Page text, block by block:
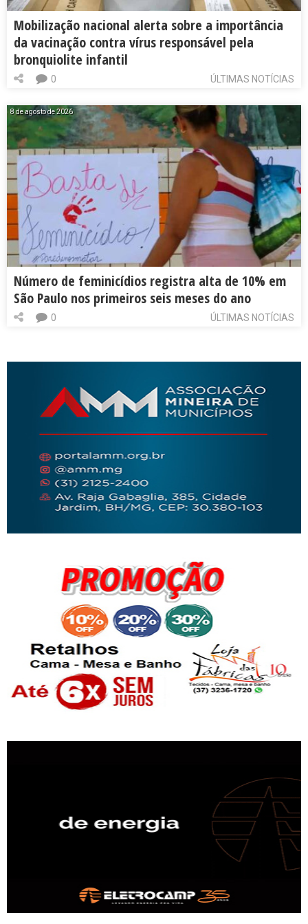
Mobilização nacional alerta sobre a importância
da vacinação contra vírus responsável pela
bronquiolite infantil
ÚLTIMAS NOTÍCIAS
0
8 de agosto de 2026
Número de feminicídios registra alta de 10% em
São Paulo nos primeiros seis meses do ano
ÚLTIMAS NOTÍCIAS
0